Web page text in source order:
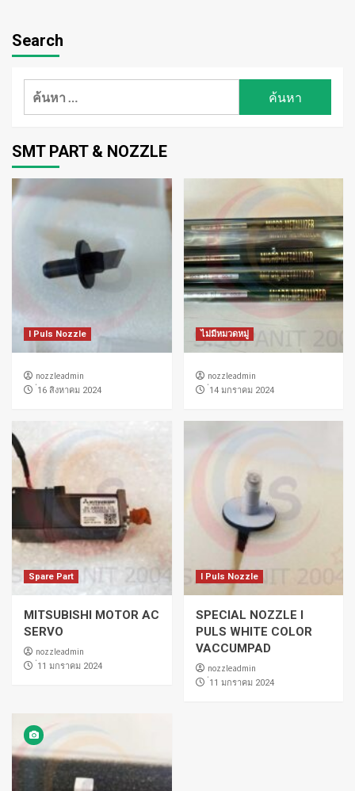
Search
ค้นหา
SMT PART & NOZZLE
I Puls Nozzle
nozzleadmin
่16 สิงหาคม 2024
ไม่มีหมวดหมู่
nozzleadmin
่14 มกราคม 2024
Spare Part
MITSUBISHI MOTOR AC
SERVO
nozzleadmin
่11 มกราคม 2024
I Puls Nozzle
SPECIAL NOZZLE I
PULS WHITE COLOR
VACCUMPAD
nozzleadmin
่11 มกราคม 2024